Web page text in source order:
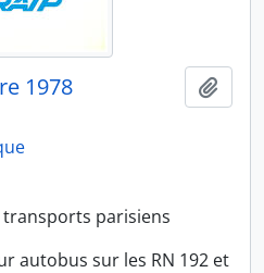
1978
parisiens
autobus sur les RN 192 et